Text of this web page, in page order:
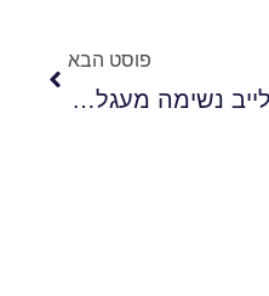
פוסט הבא
לייב נשימה מעגלית – סודות הנשימה ביוגה וטיפול רגשי